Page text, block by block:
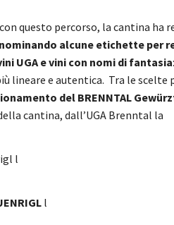
questo percorso, la cantina ha
alcune etichette per
UGA e vini con nomi di fantasia
lineare e autentica. Tra le scelte
del BRENNTAL
cantina, dall’UGA Brenntal la
l
l